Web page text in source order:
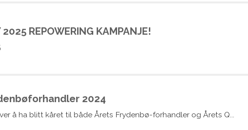
2025 REPOWERING KAMPANJE!
2024
å ha blitt kåret til både Årets Frydenbø-forhandler og Årets Q...